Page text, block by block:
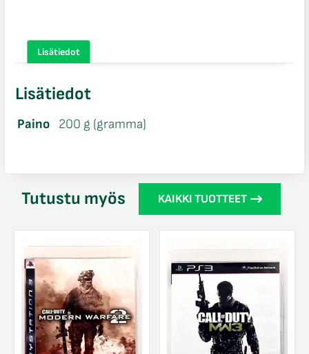
Lisätiedot
Lisätiedot
Paino 200 g (gramma)
Tutustu myös KAIKKI TUOTTEET